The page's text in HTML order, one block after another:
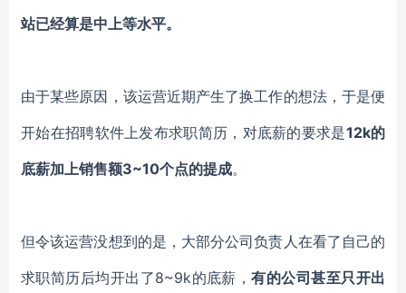
站已经算是中上等水平。
由于某些原因，该运营近期产生了换工作的想法，于是便
开始在招聘软件上发布求职简历，对底薪的要求是12k的
底薪加上销售额3~10个点的提成。
但令该运营没想到的是，大部分公司负责人在看了自己的
求职简历后均开出了8~9k的底薪，有的公司甚至只开出